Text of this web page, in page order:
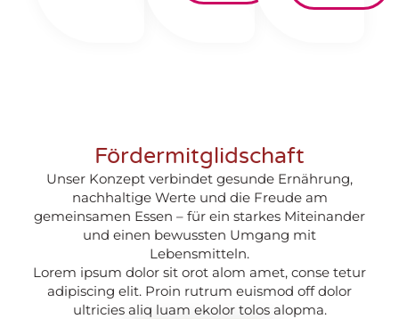
Fördermitglidschaft
Unser Konzept verbindet gesunde Ernährung,
nachhaltige Werte und die Freude am
gemeinsamen Essen – für ein starkes Miteinander
und einen bewussten Umgang mit
Lebensmitteln.
Lorem ipsum dolor sit orot alom amet, conse tetur
adipiscing elit. Proin rutrum euismod off dolor
ultricies aliq luam ekolor tolos alopma.